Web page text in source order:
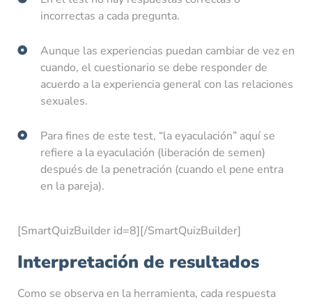
incorrectas a cada pregunta.
Aunque las experiencias puedan cambiar de vez en
cuando, el cuestionario se debe responder de
acuerdo a la experiencia general con las relaciones
sexuales.
Para fines de este test, “la eyaculación” aquí se
refiere a la eyaculación (liberación de semen)
después de la penetración (cuando el pene entra
en la pareja).
[SmartQuizBuilder id=8][/SmartQuizBuilder]
Interpretación de resultados
Como se observa en la herramienta, cada respuesta